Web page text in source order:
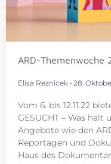
ARD-Themenwoche
Elisa Reznicek 28.
Vom 6. bis 12.11.22
GESUCHT – Was hält
Angebote wie den
Reportagen und
Haus des